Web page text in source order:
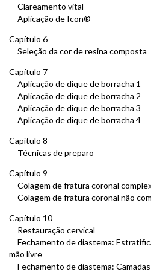
Clareamento vital
Aplicação de Icon®
Capítulo 6
Seleção da cor de resina composta
Capítulo 7
Aplicação de dique de borracha 1
Aplicação de dique de borracha 2
Aplicação de dique de borracha 3
Aplicação de dique de borracha 4
Capítulo 8
Técnicas de preparo
Capítulo 9
Colagem de fratura coronal
Colagem de fratura coronal não
Capítulo 10
Restauração cervical
Fechamento de diastema:
mão livre
Fechamento de diastema: